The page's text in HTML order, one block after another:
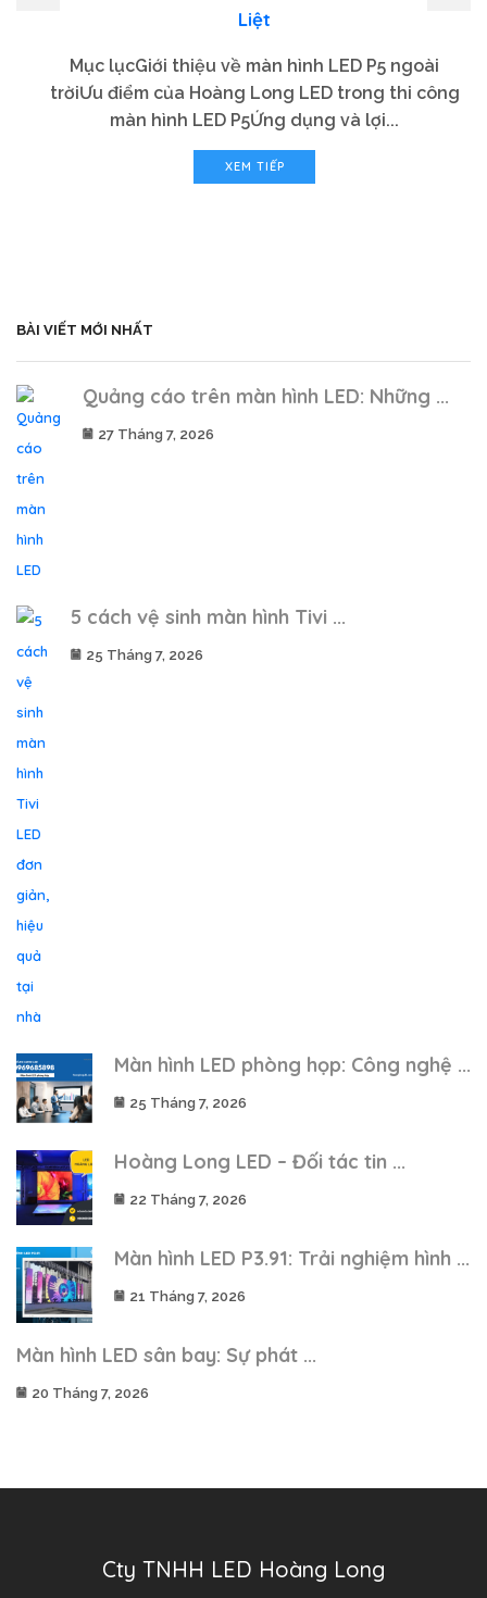
Liệt
Mục lụcGiới thiệu về màn hình LED P5 ngoài
trờiƯu điểm của Hoàng Long LED trong thi công
màn hình LED P5Ứng dụng và lợi...
XEM TIẾP
BÀI VIẾT MỚI NHẤT
Quảng cáo trên màn hình LED: Những ...
27 Tháng 7, 2026
5 cách vệ sinh màn hình Tivi ...
25 Tháng 7, 2026
Màn hình LED phòng họp: Công nghệ ...
25 Tháng 7, 2026
Hoàng Long LED – Đối tác tin ...
22 Tháng 7, 2026
Màn hình LED P3.91: Trải nghiệm hình ...
21 Tháng 7, 2026
Màn hình LED sân bay: Sự phát ...
20 Tháng 7, 2026
Cty TNHH LED Hoàng Long